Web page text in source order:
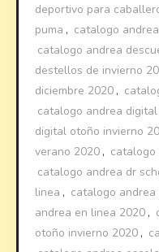
deportivo para
puma , catalogo
catalogo andrea
destellos de invierno
diciembre 2020 ,
catalogo andrea
digital otoño invierno
verano 2020 ,
catalogo andrea dr
linea , catalogo
andrea en linea 2020 ,
otoño invierno 2020 ,